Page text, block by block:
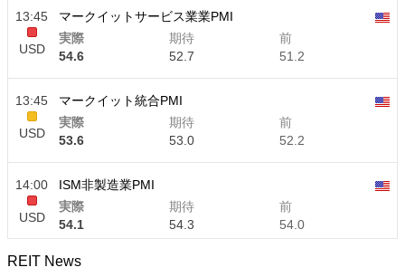
13:45
USD
マークイットサービス業業PMI
実際
54.6
期待
52.7
前
51.2
13:45
USD
マークイット統合PMI
実際
53.6
期待
53.0
前
52.2
14:00
USD
ISM非製造業PMI
実際
54.1
期待
54.3
前
54.0
14:00
ISM非製造業雇用
REIT News